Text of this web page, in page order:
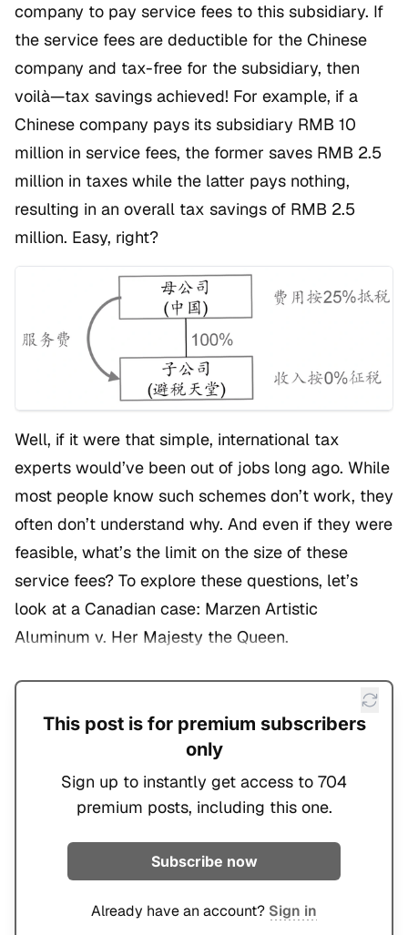
company to pay service fees to this subsidiary. If
the service fees are deductible for the Chinese
company and tax-free for the subsidiary, then
voilà—tax savings achieved! For example, if a
Chinese company pays its subsidiary RMB 10
million in service fees, the former saves RMB 2.5
million in taxes while the latter pays nothing,
resulting in an overall tax savings of RMB 2.5
million. Easy, right?
Well, if it were that simple, international tax
experts would’ve been out of jobs long ago. While
most people know such schemes don’t work, they
often don’t understand why. And even if they were
feasible, what’s the limit on the size of these
service fees? To explore these questions, let’s
look at a Canadian case: Marzen Artistic
Aluminum v. Her Majesty the Queen.
This post is for premium subscribers
only
Sign up to instantly get access to 704
premium posts, including this one.
Subscribe now
Already have an account? Sign in